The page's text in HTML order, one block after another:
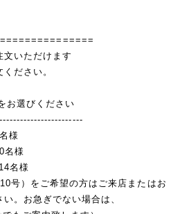
文いただけます
ださい。
お選びください
様
名様
名様
号）をご希望の方はご来店またはお
。お急ぎでない場合は、